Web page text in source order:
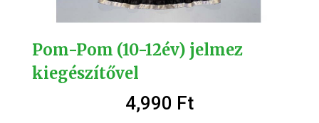
Pom-Pom (10-12év) jelmez
kiegészítővel
4,990 Ft